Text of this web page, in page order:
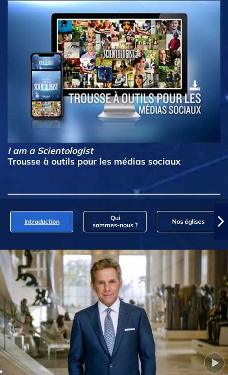
I am a Scientologist
Trousse à outils pour les médias sociaux
Introduction
Qui
sommes‑nous ?
Nos églises